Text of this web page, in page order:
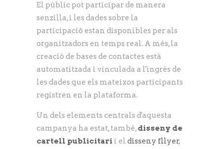
El públic pot participar de manera
senzilla, i les dades sobre la
participació estan disponibles per als
organitzadors en temps real. A més, la
creació de bases de contactes està
automatitzada i vinculada a l'ingrés de
les dades que els mateixos participants
registren en la plataforma.
Un dels elements centrals d'aquesta
campanya ha estat, també,disseny de
cartell publicitari i el disseny fllyer,